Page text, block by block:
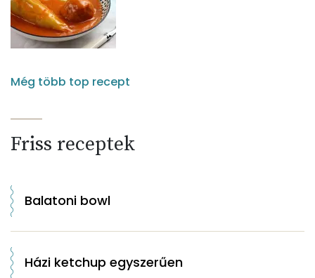
Még több top recept
Friss receptek
Balatoni bowl
Házi ketchup egyszerűen